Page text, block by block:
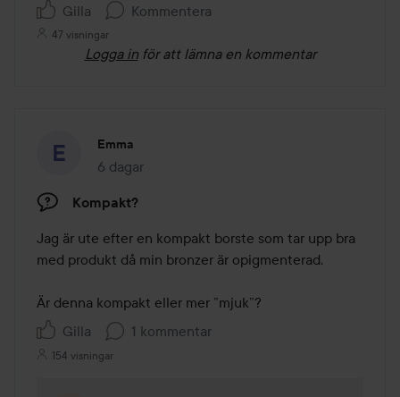
Gilla
Kommentera
47 visningar
Logga in för att lämna en kommentar
Emma
6 dagar
Inlägget skapades 6 dagar
Kompakt?
Jag är ute efter en kompakt borste som tar upp bra
med produkt då min bronzer är opigmenterad.
Är denna kompakt eller mer ”mjuk”?
Gilla
1 kommentar
154 visningar